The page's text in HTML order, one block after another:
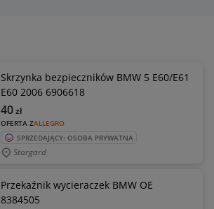
Skrzynka bezpieczników BMW 5 E60/E61
E60 2006 6906618
OFERTA ZALLEGRO
40zł
SPRZEDAJĄCY: OSOBA PRYWATNA
Stargard
Przekaźnik wycieraczek BMW OE
8384505